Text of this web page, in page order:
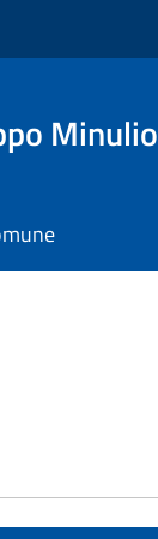
Minulio